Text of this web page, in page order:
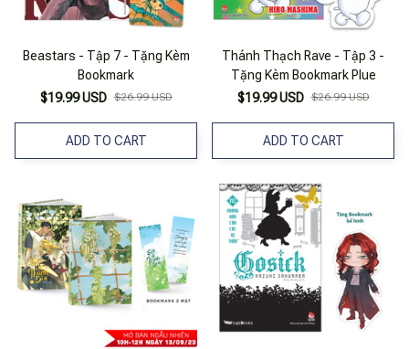
Beastars - Tập 7 - Tặng Kèm
Bookmark
$19.99 USD $26.99 USD
ADD TO CART
Thánh Thạch Rave - Tập 3 -
Tặng Kèm Bookmark Plue
$19.99 USD $26.99 USD
ADD TO CART